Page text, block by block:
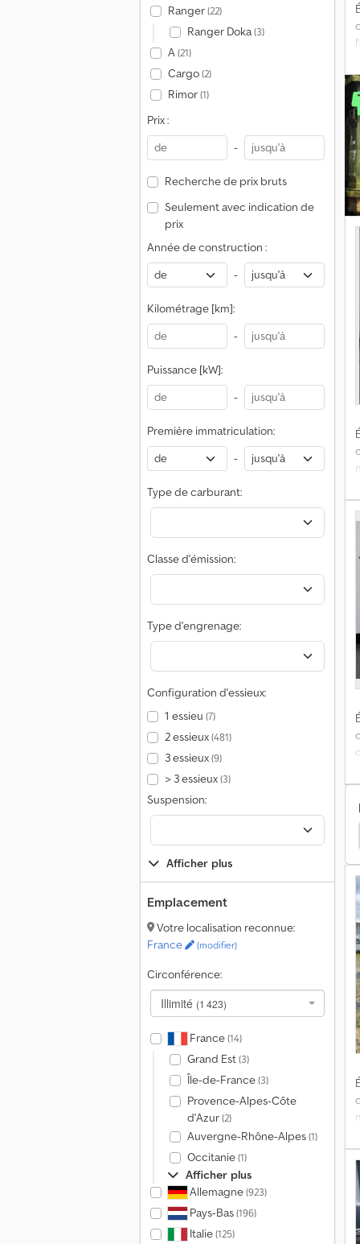
Ranger(22)
Ranger Doka(3)
A(21)
Cargo(2)
Rimor(1)
Prix :
-
Recherche de prix bruts
Seulement avec indication de
prix
Année de construction :
-
Kilométrage [km]:
-
Puissance [kW]:
-
Première immatriculation:
-
Type de carburant:
Classe d'émission:
Type d'engrenage:
Configuration d'essieux:
1 essieu (7)
2 essieux(481)
3 essieux(9)
> 3 essieux(3)
Suspension:
Afficher plus
Emplacement
Votre localisation reconnue:
France
(modifier)
Circonférence:
Illimité (1 423)
France(14)
Grand Est(3)
Île-de-France(3)
Provence-Alpes-Côte
d'Azur(2)
Auvergne-Rhône-Alpes(1)
Occitanie(1)
Afficher plus
Allemagne(923)
Pays-Bas(196)
Italie(125)
Iveco Daily 35 Motorhomes/Caravanes